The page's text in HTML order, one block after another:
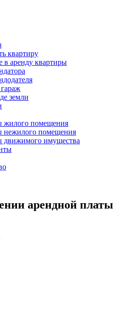
квартиру
в аренду квартиры
земли
жилого помещения
нежилого помещения
движимого имущества
арендной платы